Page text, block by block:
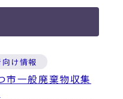
け情報
一般廃棄物収集